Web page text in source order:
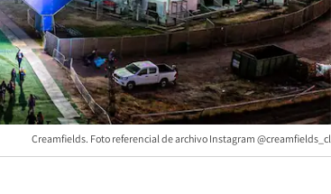
Creamfields. Foto referencial de archivo Instagram @creamfields_cl